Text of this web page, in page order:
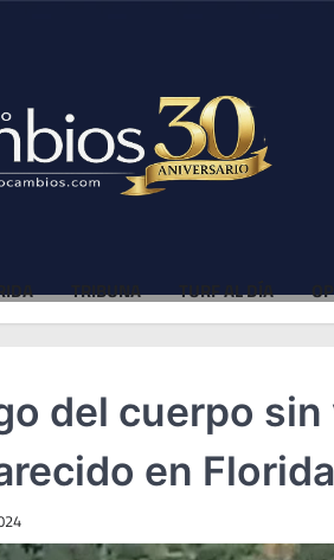
TRIBUNA TURF AL DÍA
del cuerpo
en Florida